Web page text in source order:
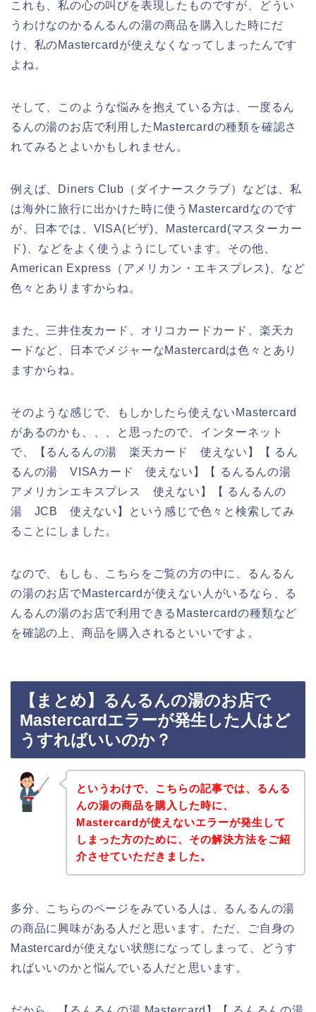
これも、私の心の叫びを表現したものですが、どうい
うわけなのかるんるんの湯の商品を購入した時にだ
け、私のMastercardが使えなくなってしまったんです
よね。
そして、このような悩みを抱えている方は、一度るん
るんの湯のお店で利用したMastercardの種類を確認さ
れてみるとよいかもしれません。
例えば、Diners Club（ダイナースクラブ）などは、私
は海外に旅行に出かけた時に使うMastercardなのです
が、日本では、VISA(ビザ)、Mastercard(マスターカー
ド)、などをよく使うようにしています。その他、
American Express（アメリカン・エキスプレス)、など
色々とありますからね。
また、三井住友カード、オリコカードカード、楽天カ
ードなど、日本でメジャーなMastercardは色々とあり
ますからね。
そのような感じで、もしかしたら使えないMastercard
があるのかも、、、と思ったので、インターネット
で、【るんるんの湯 楽天カード 使えない】【 るん
るんの湯 VISAカード 使えない】【 るんるんの湯
アメリカンエキスプレス 使えない】【 るんるんの
湯 JCB 使えない】という感じで色々と検索してみ
ることにしました。
なので、もしも、こちらをご覧の方の中に、るんるん
の湯のお店でMastercardが使えない人がいるなら、る
んるんの湯のお店で利用できるMastercardの種類など
を確認の上、商品を購入されるといいですよ。
【まとめ】るんるんの湯のお店で
Mastercardエラーが発生した人はど
うすればいいのか？
というわけで、こちらの記事では、るんる
んの湯の商品を購入した時に、
Mastercardが使えないエラーが発生して
しまった方のために、その解決方法をご紹
介させていただきました。
多分、こちらのページをみている人は、るんるんの湯
の商品に興味がある人だと思います。ただ、ご自身の
Mastercardが使えない状態になってしまって、どうす
ればいいのかと悩んでいる人だと思います。